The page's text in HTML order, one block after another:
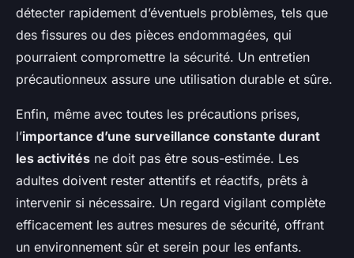
détecter rapidement d’éventuels problèmes, tels que
des fissures ou des pièces endommagées, qui
pourraient compromettre la sécurité. Un entretien
précautionneux assure une utilisation durable et sûre.
Enfin, même avec toutes les précautions prises,
l’importance d’une surveillance constante durant
les activités ne doit pas être sous-estimée. Les
adultes doivent rester attentifs et réactifs, prêts à
intervenir si nécessaire. Un regard vigilant complète
efficacement les autres mesures de sécurité, offrant
un environnement sûr et serein pour les enfants.